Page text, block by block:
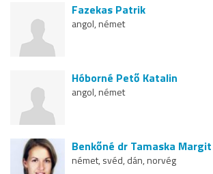
Fazekas Patrik
angol, német
Hóborné Pető Katalin
angol, német
Benkőné dr Tamaska Margit
német, svéd, dán, norvég